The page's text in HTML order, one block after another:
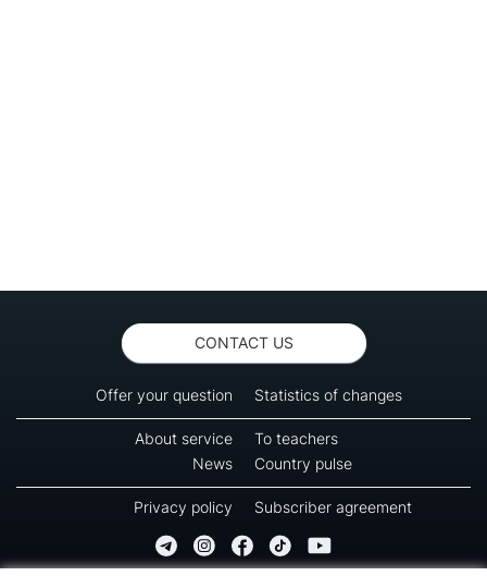
CONTACT US
Offer your question Statistics of changes
About service
To teachers
News
Country pulse
Privacy policy Subscriber agreement